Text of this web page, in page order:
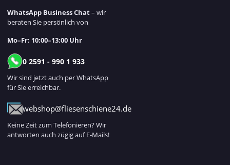
WhatsApp Business Chat– wir
beraten Sie persönlich von
Mo–Fr: 10:00–13:00 Uhr
0 2591 - 990 1 933
Wir sind jetzt auch per WhatsApp
für Sie erreichbar.
webshop@fliesenschiene24.de
Keine Zeit zum Telefonieren? Wir
antworten auch zügig auf E-Mails!